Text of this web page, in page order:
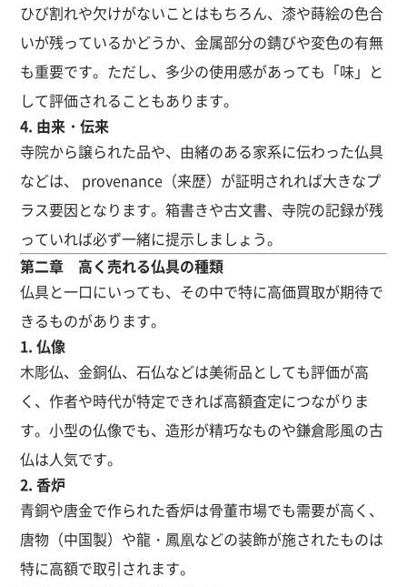
ひび割れや欠けがないことはもちろん、漆や蒔絵の色合
いが残っているかどうか、金属部分の錆びや変色の有無
も重要です。ただし、多少の使用感があっても「味」と
して評価されることもあります。
4. 由来・伝来
寺院から譲られた品や、由緒のある家系に伝わった仏具
などは、 provenance（来歴）が証明されれば大きなプ
ラス要因となります。箱書きや古文書、寺院の記録が残
っていれば必ず一緒に提示しましょう。
第二章 高く売れる仏具の種類
仏具と一口にいっても、その中で特に高価買取が期待で
きるものがあります。
1. 仏像
木彫仏、金銅仏、石仏などは美術品としても評価が高
く、作者や時代が特定できれば高額査定につながりま
す。小型の仏像でも、造形が精巧なものや鎌倉彫風の古
仏は人気です。
2. 香炉
青銅や唐金で作られた香炉は骨董市場でも需要が高く、
唐物（中国製）や龍・鳳凰などの装飾が施されたものは
特に高額で取引されます。